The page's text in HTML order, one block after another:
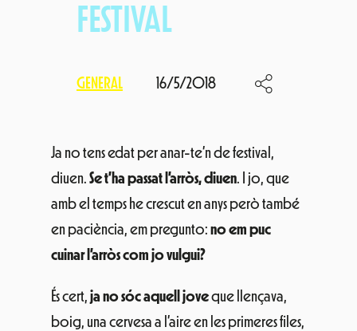
FESTIVAL
GENERAL 16/5/2018
Ja no tens edat per anar-te’n de festival,
diuen. Se t’ha passat l’arròs, diuen. I jo, que
amb el temps he crescut en anys però també
en paciència, em pregunto: no em puc
cuinar l’arròs com jo vulgui?
És cert, ja no sóc aquell joveque llençava,
boig, una cervesa a l’aire en les primeres files,